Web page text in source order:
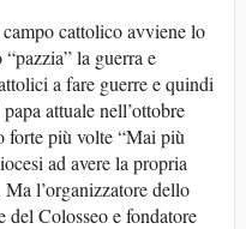
cattolico avviene lo
“pazzia” la guerra e
a fare guerre e quindi
attuale nell’ottobre
forte più volte “Mai più
ad avere la propria
l’organizzatore dello
del Colosseo e fondatore